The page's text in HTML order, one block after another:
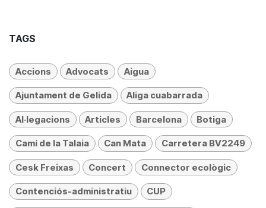
TAGS
Accions Advocats Aigua
Ajuntament de Gelida Aliga cuabarrada
Al·legacions Articles Barcelona Botiga
Camí de la Talaia Can Mata Carretera BV2249
Cesk Freixas Concert Connector ecològic
Contenciós-administratiu CUP